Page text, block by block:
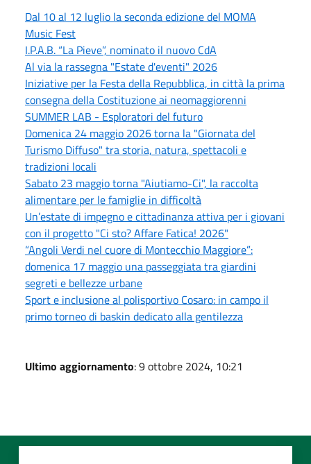
Dal 10 al 12 luglio la seconda edizione del MOMA
Music Fest
I.P.A.B. “La Pieve”, nominato il nuovo CdA
Al via la rassegna "Estate d'eventi" 2026
Iniziative per la Festa della Repubblica, in città la prima
consegna della Costituzione ai neomaggiorenni
SUMMER LAB - Esploratori del futuro
Domenica 24 maggio 2026 torna la "Giornata del
Turismo Diffuso" tra storia, natura, spettacoli e
tradizioni locali
Sabato 23 maggio torna "Aiutiamo-Ci", la raccolta
alimentare per le famiglie in difficoltà
Un’estate di impegno e cittadinanza attiva per i giovani
con il progetto "Ci sto? Affare Fatica! 2026"
“Angoli Verdi nel cuore di Montecchio Maggiore”:
domenica 17 maggio una passeggiata tra giardini
segreti e bellezze urbane
Sport e inclusione al polisportivo Cosaro: in campo il
primo torneo di baskin dedicato alla gentilezza
Ultimo aggiornamento: 9 ottobre 2024, 10:21